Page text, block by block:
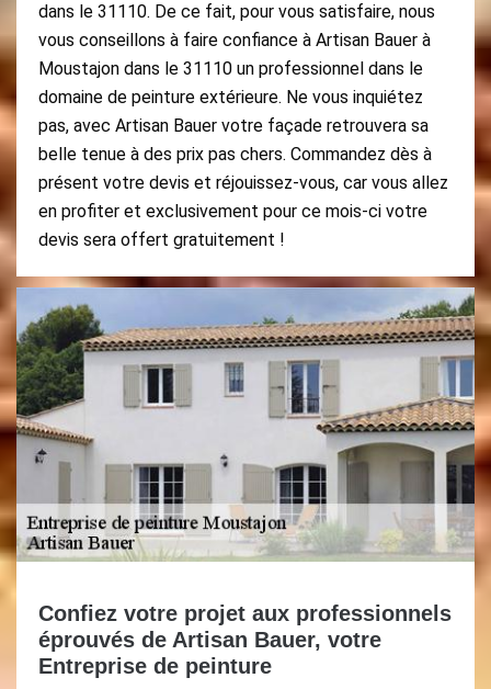
dans le 31110. De ce fait, pour vous satisfaire, nous
vous conseillons à faire confiance à Artisan Bauer à
Moustajon dans le 31110 un professionnel dans le
domaine de peinture extérieure. Ne vous inquiétez
pas, avec Artisan Bauer votre façade retrouvera sa
belle tenue à des prix pas chers. Commandez dès à
présent votre devis et réjouissez-vous, car vous allez
en profiter et exclusivement pour ce mois-ci votre
devis sera offert gratuitement !
Confiez votre projet aux professionnels
éprouvés de Artisan Bauer, votre
Entreprise de peinture